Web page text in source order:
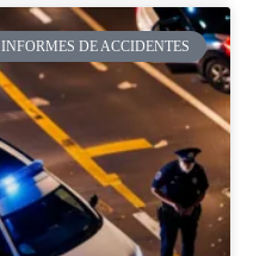
INFORMES DE ACCIDENTES